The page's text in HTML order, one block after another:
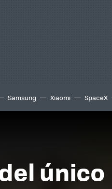
Samsung Xiaomi SpaceX
único